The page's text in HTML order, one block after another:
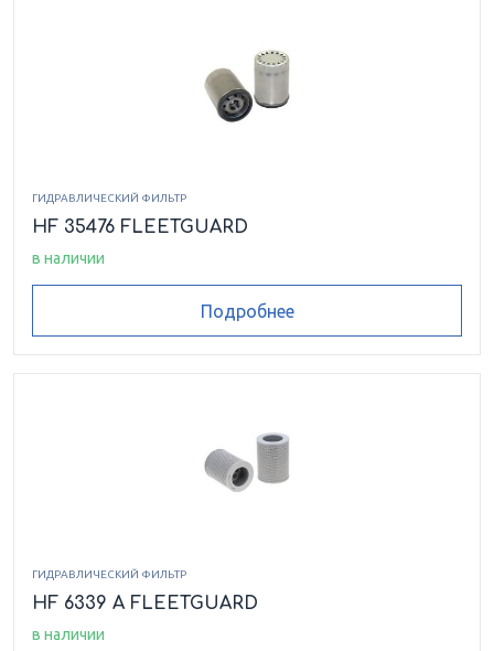
ГИДРАВЛИЧЕСКИЙ ФИЛЬТР
HF 35476 FLEETGUARD
в наличии
Подробнее
ГИДРАВЛИЧЕСКИЙ ФИЛЬТР
HF 6339 A FLEETGUARD
в наличии